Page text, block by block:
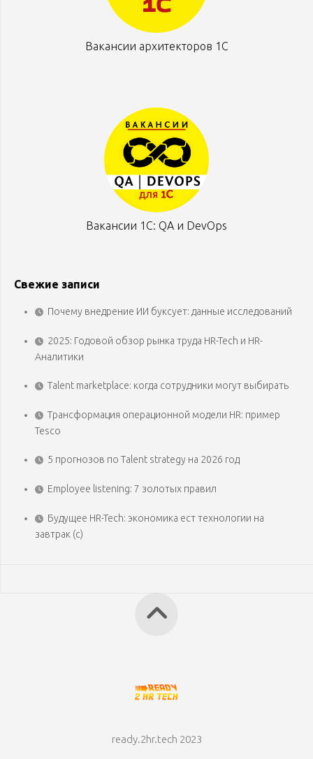
Вакансии архитекторов 1С
Вакансии 1С: QA и DevOps
Свежие записи
Почему внедрение ИИ буксует: данные исследований
2025: Годовой обзор рынка труда HR-Tech и HR-
Аналитики
Talent marketplace: когда сотрудники могут выбирать
Трансформация операционной модели HR: пример
Tesco
5 прогнозов по Talent strategy на 2026 год
Employee listening: 7 золотых правил
Будущее HR-Tech: экономика ест технологии на
завтрак (с)
ready.2hr.tech 2023